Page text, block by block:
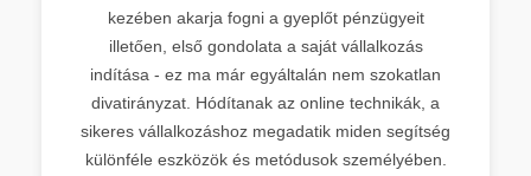
kezében akarja fogni a gyeplőt pénzügyeit
illetően, első gondolata a saját vállalkozás
indítása - ez ma már egyáltalán nem szokatlan
divatirányzat. Hódítanak az online technikák, a
sikeres vállalkozáshoz megadatik miden segítség
különféle eszközök és metódusok személyében.